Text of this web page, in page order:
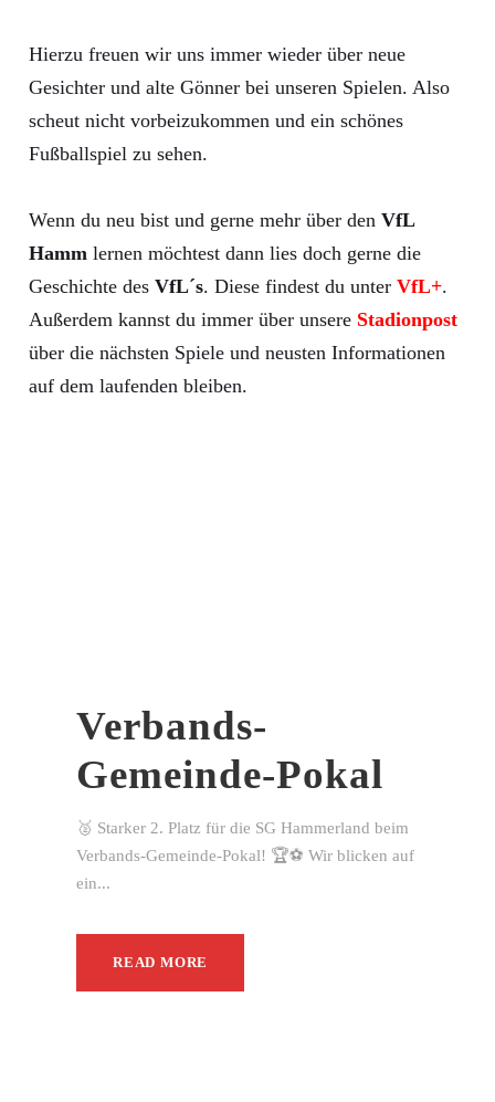
Hierzu freuen wir uns immer wieder über neue
Gesichter und alte Gönner bei unseren Spielen. Also
scheut nicht vorbeizukommen und ein schönes
Fußballspiel zu sehen.
Wenn du neu bist und gerne mehr über den VfL
Hamm lernen möchtest dann lies doch gerne die
Geschichte des VfL´s. Diese findest du unter VfL+.
Außerdem kannst du immer über unsere Stadionpost
über die nächsten Spiele und neusten Informationen
auf dem laufenden bleiben.
Verbands-
Gemeinde-Pokal
🥈 Starker 2. Platz für die SG Hammerland beim
Verbands-Gemeinde-Pokal! 🏆⚽ Wir blicken auf
ein...
READ MORE